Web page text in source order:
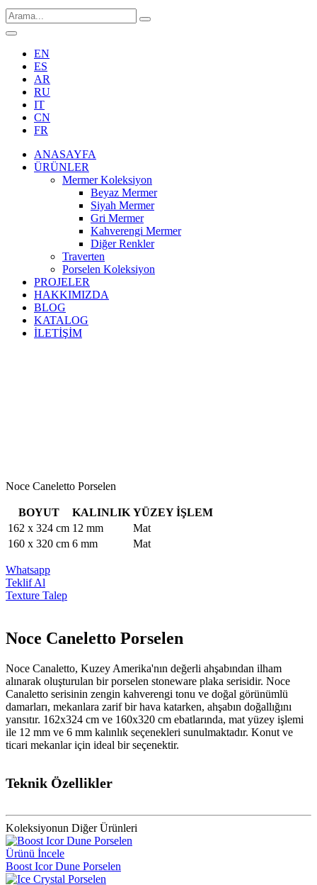
EN
ES
AR
RU
IT
CN
FR
ANASAYFA
ÜRÜNLER
Mermer Koleksiyon
Beyaz Mermer
Siyah Mermer
Gri Mermer
Kahverengi Mermer
Diğer Renkler
Traverten
Porselen Koleksiyon
PROJELER
HAKKIMIZDA
BLOG
KATALOG
İLETİŞİM
Noce Caneletto Porselen
BOYUT KALINLIK YÜZEY İŞLEM
162 x 324 cm 12 mm
Mat
160 x 320 cm 6 mm Mat
Whatsapp
Teklif Al
Texture Talep
Noce Caneletto Porselen
Noce Canaletto, Kuzey Amerika'nın değerli ahşabından ilham
alınarak oluşturulan bir porselen stoneware plaka serisidir. Noce
Canaletto serisinin zengin kahverengi tonu ve doğal görünümlü
damarları, mekanlara zarif bir hava katarken, ahşabın doğallığını
yansıtır. 162x324 cm ve 160x320 cm ebatlarında, mat yüzey işlemi
ile 12 mm ve 6 mm kalınlık seçenekleri sunulmaktadır. Konut ve
ticari mekanlar için ideal bir seçenektir.
Teknik Özellikler
Koleksiyonun Diğer Ürünleri
Ürünü İncele
Boost Icor Dune Porselen